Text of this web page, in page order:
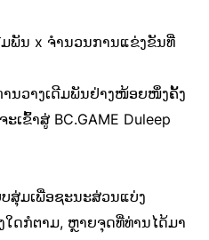
ພັນ x ຈໍານວນການແຂ່ງຂັນທີ່
ວາງເດີມພັນຢ່າງໜ້ອຍໜຶ່ງຄັ້ງ
ເຂົ້າສູ່ BC.GAME Duleep
ສຸ່ມເພື່ອຊະນະສ່ວນແບ່ງ
ໃດກໍຕາມ, ຫຼາຍຈຸດທີ່ທ່ານໄດ້ມາ